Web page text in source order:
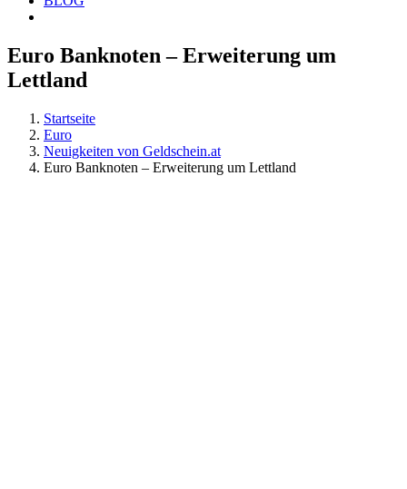
Euro Banknoten – Erweiterung um
Lettland
Startseite
Euro
Neuigkeiten von Geldschein.at
Euro Banknoten – Erweiterung um Lettland